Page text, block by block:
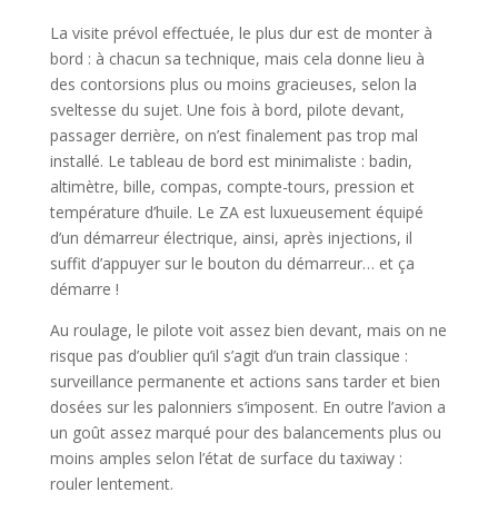
La visite prévol effectuée, le plus dur est de monter à
bord : à chacun sa technique, mais cela donne lieu à
des contorsions plus ou moins gracieuses, selon la
sveltesse du sujet. Une fois à bord, pilote devant,
passager derrière, on n’est finalement pas trop mal
installé. Le tableau de bord est minimaliste : badin,
altimètre, bille, compas, compte-tours, pression et
température d’huile. Le ZA est luxueusement équipé
d’un démarreur électrique, ainsi, après injections, il
suffit d’appuyer sur le bouton du démarreur… et ça
démarre !
Au roulage, le pilote voit assez bien devant, mais on ne
risque pas d’oublier qu’il s’agit d’un train classique :
surveillance permanente et actions sans tarder et bien
dosées sur les palonniers s’imposent. En outre l’avion a
un goût assez marqué pour des balancements plus ou
moins amples selon l’état de surface du taxiway :
rouler lentement.